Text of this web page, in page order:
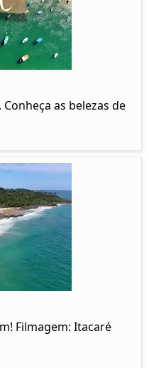
Conheça as belezas de
Filmagem: Itacaré